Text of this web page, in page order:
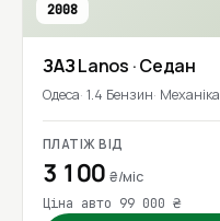
2008
ЗАЗLanos · Седан
Одеса 1.4 Бензин Механіка
ПЛАТІЖ ВІД
3 100₴/міс
Ціна авто 99 000 ₴